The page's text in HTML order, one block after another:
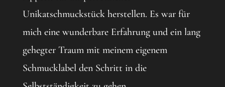
Unikatschmuckstück herstellen. Es war für
mich eine wunderbare Erfahrung und ein lang
gehegter Traum mit meinem eigenem
Schmucklabel den Schritt in die